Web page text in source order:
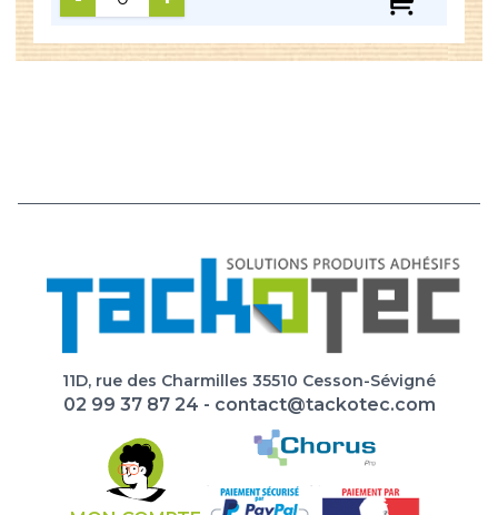
11D, rue des Charmilles 35510 Cesson-Sévigné
02 99 37 87 24 - contact@tackotec.com